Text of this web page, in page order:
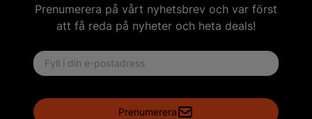
Prenumerera på vårt nyhetsbrev och var först
att få reda på nyheter och heta deals!
Email address
Prenumerera